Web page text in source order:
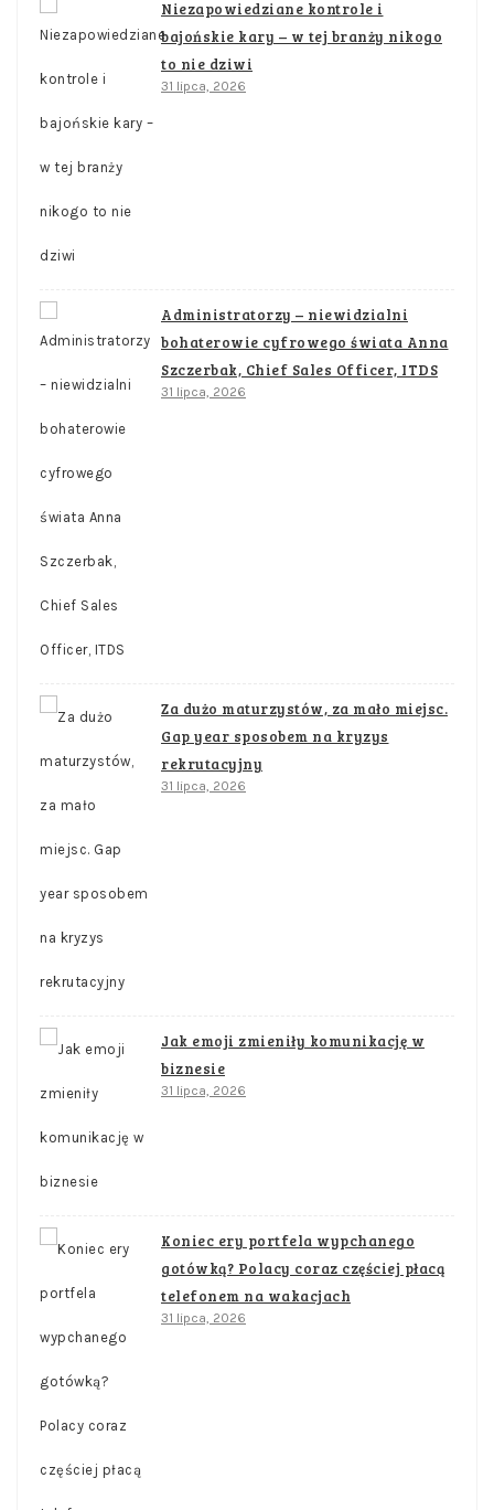
Niezapowiedziane kontrole i
bajońskie kary – w tej branży nikogo
to nie dziwi
31 lipca, 2026
Administratorzy – niewidzialni
bohaterowie cyfrowego świata Anna
Szczerbak, Chief Sales Officer, ITDS
31 lipca, 2026
Za dużo maturzystów, za mało miejsc.
Gap year sposobem na kryzys
rekrutacyjny
31 lipca, 2026
Jak emoji zmieniły komunikację w
biznesie
31 lipca, 2026
Koniec ery portfela wypchanego
gotówką? Polacy coraz częściej płacą
telefonem na wakacjach
31 lipca, 2026